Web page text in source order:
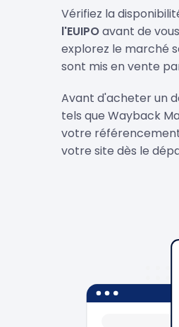
Vérifiez la
l'EUIPOavant de
explorez le marché
sont mis en vente
Avant d'acheter un
tels que Wayback
votre
votre site dès le